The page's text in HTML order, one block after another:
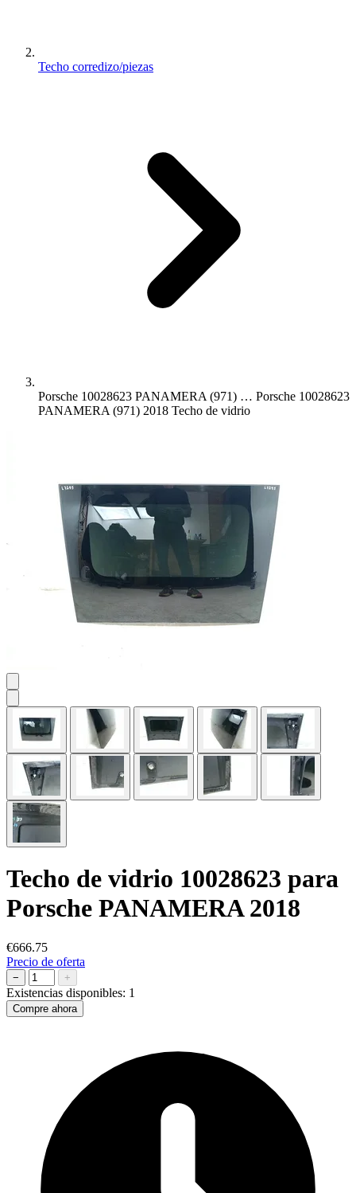
Techo corredizo/piezas
Porsche 10028623 PANAMERA (971) … Porsche 10028623
PANAMERA (971) 2018 Techo de vidrio
Techo de vidrio 10028623 para
Porsche PANAMERA 2018
€666.75
Precio de oferta
− +
Existencias disponibles: 1
Compre ahora